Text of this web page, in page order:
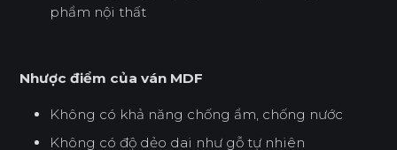
phẩm nội thất
Nhược điểm của ván MDF
Không có khả năng chống ẩm, chống nước
Không có độ dẻo dai như gỗ tự nhiên